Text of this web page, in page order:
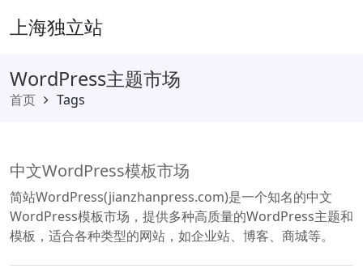
上海独立站
WordPress主题市场
首页 Tags
中文WordPress模板市场
简站WordPress(jianzhanpress.com)是一个知名的中文
WordPress模板市场，提供多种高质量的WordPress主题和
模板，适合各种类型的网站，如企业站、博客、商城等。